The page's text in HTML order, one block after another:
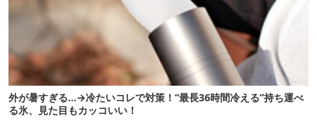
外が暑すぎる…→冷たいコレで対策！“最長36時間冷える”持ち運べ
る氷、見た目もカッコいい！